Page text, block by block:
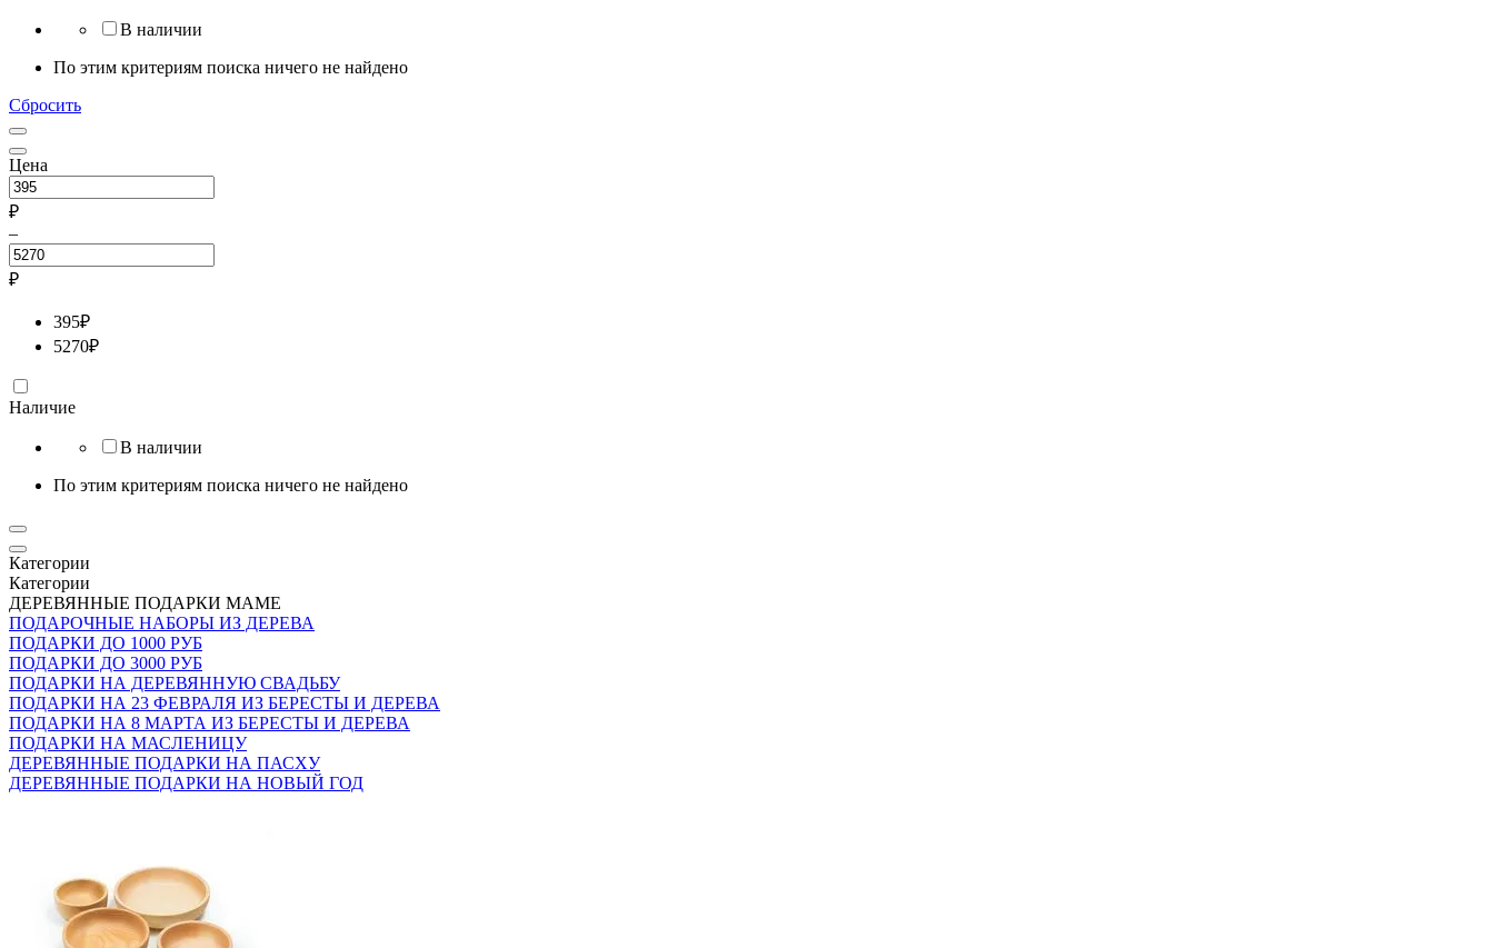
В наличии
По этим критериям поиска ничего не найдено
Сбросить
Цена
₽
–
₽
395₽
5270₽
Наличие
В наличии
По этим критериям поиска ничего не найдено
Категории
Категории
ДЕРЕВЯННЫЕ ПОДАРКИ МАМЕ
ПОДАРОЧНЫЕ НАБОРЫ ИЗ ДЕРЕВА
ПОДАРКИ ДО 1000 РУБ
ПОДАРКИ ДО 3000 РУБ
ПОДАРКИ НА ДЕРЕВЯННУЮ СВАДЬБУ
ПОДАРКИ НА 23 ФЕВРАЛЯ ИЗ БЕРЕСТЫ И ДЕРЕВА
ПОДАРКИ НА 8 МАРТА ИЗ БЕРЕСТЫ И ДЕРЕВА
ПОДАРКИ НА МАСЛЕНИЦУ
ДЕРЕВЯННЫЕ ПОДАРКИ НА ПАСХУ
ДЕРЕВЯННЫЕ ПОДАРКИ НА НОВЫЙ ГОД